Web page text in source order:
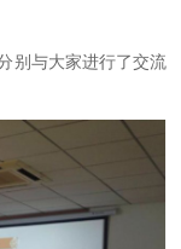
别与大家进行了交流